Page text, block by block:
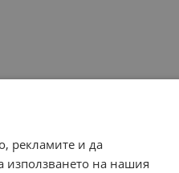
рекламите и да
на нашия